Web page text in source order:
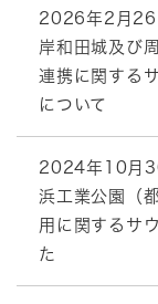
背景色変更 白
2026年2月26
岸和田城及び
連携に関する
について
2024年10月
浜工業公園（
用に関するサ
た